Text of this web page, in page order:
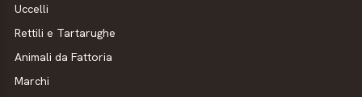
Uccelli
Rettili e Tartarughe
Animali da Fattoria
Marchi